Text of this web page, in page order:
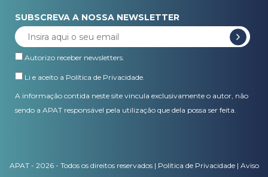
SUBSCREVA A NOSSA NEWSLETTER
Autorizo receber newsletters.
Li e aceito a Política de Privacidade.
A informação contida neste site vincula exclusivamente o autor, não
sendo a APAT responsável pela utilização que dela possa ser feita.
APAT - 2026 - Todos os direitos reservados | Política de Privacidade| Aviso